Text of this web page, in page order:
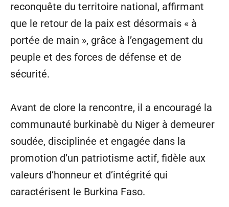
reconquête du territoire national, affirmant
que le retour de la paix est désormais « à
portée de main », grâce à l’engagement du
peuple et des forces de défense et de
sécurité.
Avant de clore la rencontre, il a encouragé la
communauté burkinabè du Niger à demeurer
soudée, disciplinée et engagée dans la
promotion d’un patriotisme actif, fidèle aux
valeurs d’honneur et d’intégrité qui
caractérisent le Burkina Faso.